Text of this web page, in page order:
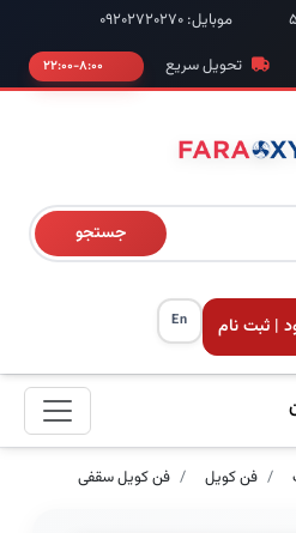
موبایل: ۰۹۲۰۲۷۲۰۲۷۰
تحویل سریع
جستجو
| ثبت نام En
فن کویل فن کویل سقفی